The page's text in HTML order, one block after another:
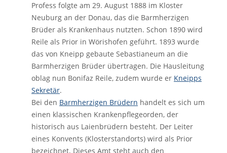
Profess folgte am 29. August 1888 im Kloster
Neuburg an der Donau, das die Barmherzigen
Brüder als Krankenhaus nutzten. Schon 1890 wird
Reile als Prior in Wörishofen geführt. 1893 wurde
das von Kneipp gebaute Sebastianeum an die
Barmherzigen Brüder übertragen. Die Hausleitung
oblag nun Bonifaz Reile, zudem wurde er Kneipps
Sekretär.
Bei den Barmherzigen Brüdern handelt es sich um
einen klassischen Krankenpflegeorden, der
historisch aus Laienbrüdern besteht. Der Leiter
eines Konvents (Klosterstandorts) wird als Prior
bezeichnet. Dieses Amt steht auch den